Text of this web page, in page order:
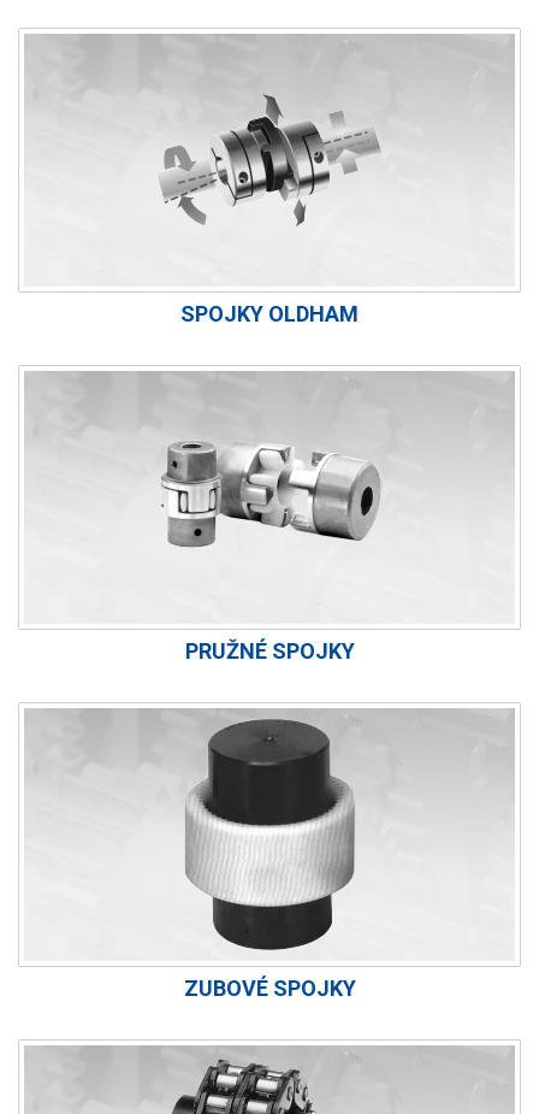
SPOJKY OLDHAM
PRUŽNÉ SPOJKY
ZUBOVÉ SPOJKY